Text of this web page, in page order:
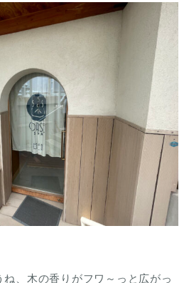
、木の香りがフワ～っと広がっ